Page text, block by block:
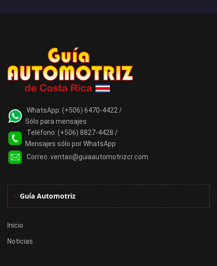
WhatsApp: (+506) 6470-4422 /
Sólo para mensajes
Teléfono: (+506) 8827-4428 /
Mensajes sólo por WhatsApp
Correo: ventas@guiaautomotrizcr.com
Guía Automotriz
Inicio
Noticias